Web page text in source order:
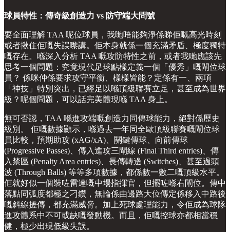
球員特性：傳奇級創造力 vs 防守端大問號
要全面理解 TAA 呢位球員，我哋唔能夠淨係睇佢嘅高光時刻
或者揪住佢嘅失誤嚟講。佢本身就係一個充滿矛盾、極度獨特
嘅存在。喺深入分析 TAA 嘅攻防特性之前，或者我哋應該先
思考一個問題：究竟現代足球點樣定義一個「優秀」嘅閘位球
員？ 係咪仲係要求攻守平衡、樣樣皆能？定係有一、兩項
「神技」特別突出，已經足以喺頂級聯賽立足，甚至成為世界
級？呢個問題，可以話完美體現喺 TAA 身上。
無可否認，TAA 喺進攻端嘅創造力同傳球能力，絕對係歷史
級別。 佢嘅數據顯示，喺過去一年同全歐頂級聯賽嘅閘位球
員比較，預期助攻 (xAG/xA)、關鍵傳球、向前傳球
(Progressive Passes)、傳入進攻三閘線 (Final Third entries)、傳
入禁區 (Penalty Area entries)、長傳轉邊 (Switches)、甚至過頭
波 (Through Balls) 等等多項數據，都係數一數二嘅頂級水平。
佢就好似一個裝咗雷達嘅中場指揮官，但擺咗喺右閘位。傳中
落點同弧度都極之刁鑽，無論係由邊路大位傳定係移入中路後
嘅斜線搓傳，都充滿威脅。加上死球處理能力，令佢成為球隊
進攻體系中不可或缺嘅發動機。而且，佢嘅控球亦都相當穩
健，極少出現低級失誤。